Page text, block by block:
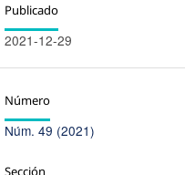
Publicado
2021-12-29
Número
Núm. 49 (2021)
Sección